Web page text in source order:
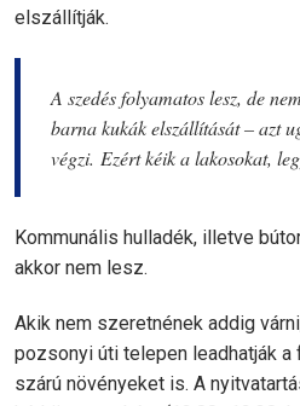
elszállítják.
A szedés folyamatos lesz, de
barna kukák elszállítását – azt
végzi. Ezért kéik a lakosokat,
Kommunális hulladék, illetve
akkor nem lesz.
Akik nem szeretnének addig
pozsonyi úti telepen leadhatják a
szárú növényeket is. A